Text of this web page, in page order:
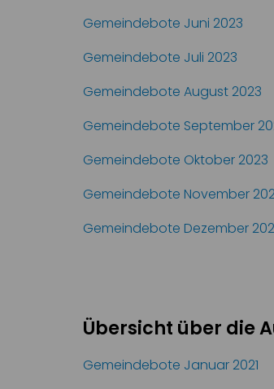
Gemeindebote Juni 2023
Gemeindebote Juli 2023
Gemeindebote August 2023
Gemeindebote September
Gemeindebote Oktober 2023
Gemeindebote November
Gemeindebote Dezember
Übersicht über die
Gemeindebote Januar 2021